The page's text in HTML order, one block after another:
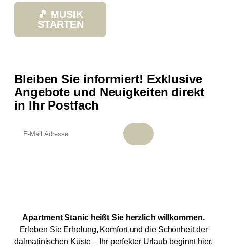
🎵 MUSIK
STARTEN
Bleiben Sie informiert! Exklusive
Angebote und Neuigkeiten direkt
in Ihr Postfach
Apartment Stanic heißt Sie herzlich willkommen.
Erleben Sie Erholung, Komfort und die Schönheit der
dalmatinischen Küste – Ihr perfekter Urlaub beginnt hier.